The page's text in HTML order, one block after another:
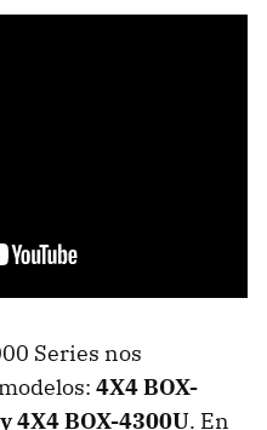
Series nos
4X4 BOX-
4X4 BOX-4300U. En